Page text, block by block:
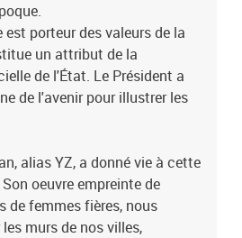
porteur des valeurs de la
un attribut de la
de l'État. Le Président a
de l'avenir pour illustrer les
alias YZ, a donné vie à cette
oeuvre empreinte de
de femmes fières, nous
murs de nos villes,